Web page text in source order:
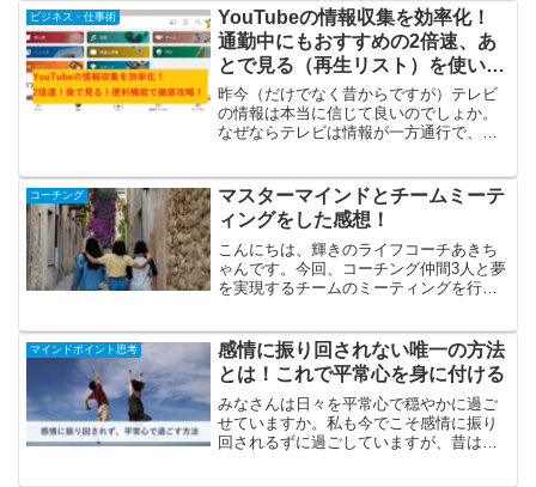
落とし穴を説明するととともに、正し解
釈と効果的なセルフイメー...
ビジネス・仕事術
YouTubeの情報収集を効率化！
通勤中にもおすすめの2倍速、あ
とで見る（再生リスト）を使いこ
なせ！
昨今（だけでなく昔からですが）テレビ
の情報は本当に信じて良いのでしょか。
なぜならテレビは情報が一方通行で、視
るかというと、テレビや新聞での報道、
つまり偏った情報源だけを...
コーチング
マスターマインドとチームミーテ
ィングをした感想！
こんにちは、輝きのライフコーチあきち
ゃんです。今回、コーチング仲間3人と夢
を実現するチームのミーティングを行い
ためにマスターマインドが必要との情報
をさとうみつろう氏の動...
マインドポイント思考
感情に振り回されない唯一の方法
とは！これで平常心を身に付ける
みなさんは日々を平常心で穏やかに過ご
せていますか。私も今でこそ感情に振り
回されるずに過ごしていますが、昔は短